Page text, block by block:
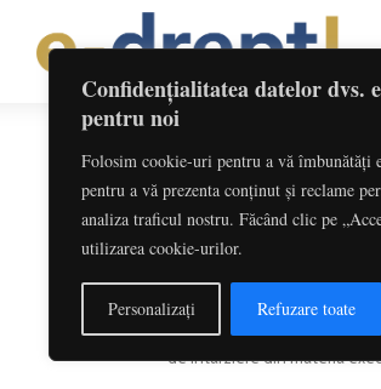
Confidențialitatea datelor dvs.
pentru noi
Folosim cookie-uri pentru a vă îmbunătăți
pentru a vă prezenta conținut și reclame
analiza traficul nostru. Făcând clic pe
utilizarea cookie-urilor.
Personalizați Refuzare toate
Etichetă:
Penalitățile de
hotărârilor
mai 17, 2019
Prezentul demers publicistic
de întârziere din materia